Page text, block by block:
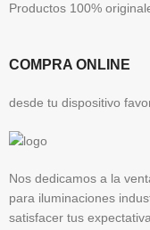
Productos 100%
COMPRA ONLINE
desde tu dispositivo
Nos dedicamos a la
para iluminaciones
satisfacer tus